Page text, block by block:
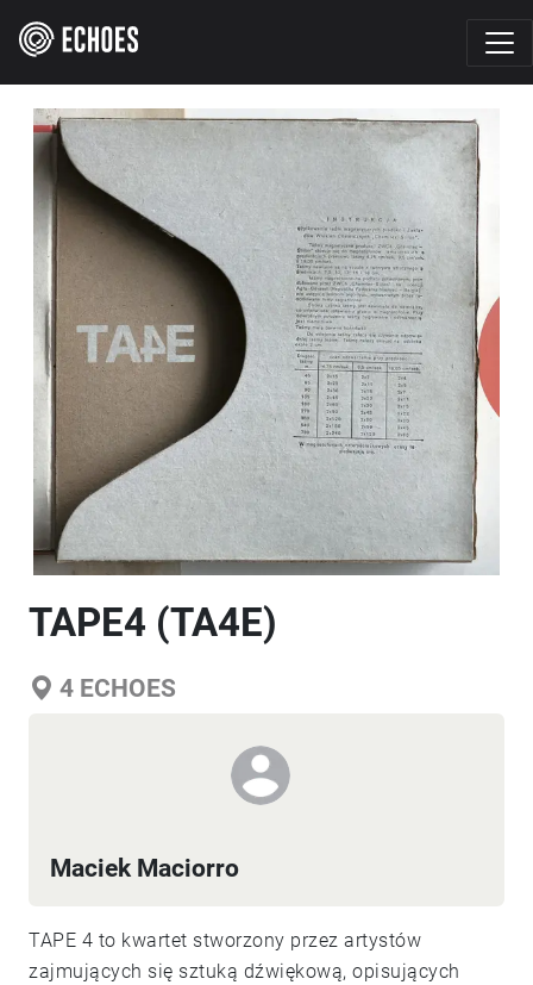
TAPE4 (TA4E)
4 ECHOES
Maciek Maciorro
TAPE 4 to kwartet stworzony przez artystów
zajmujących się sztuką dźwiękową, opisujących